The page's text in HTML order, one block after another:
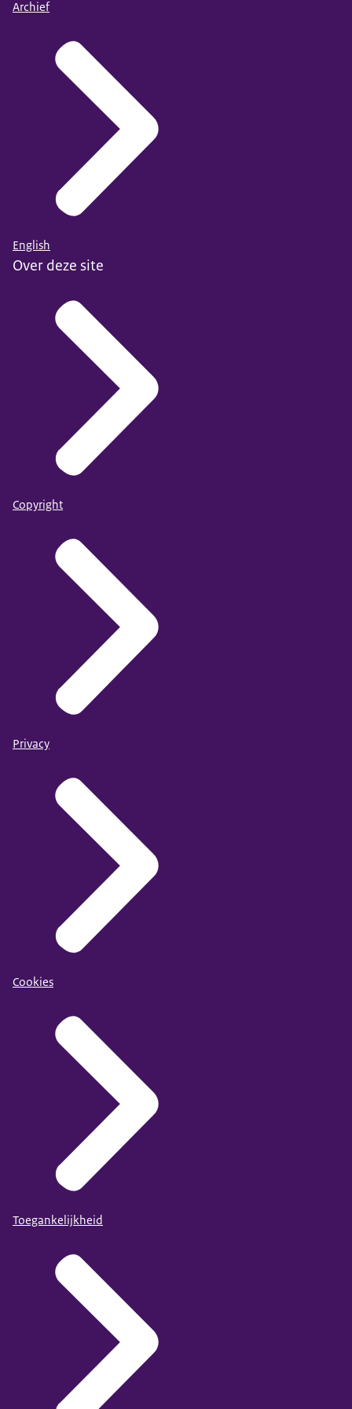
Archief
English
Over deze site
Copyright
Privacy
Cookies
Toegankelijkheid